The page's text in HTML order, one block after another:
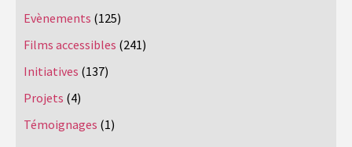
Evènements (125)
Films accessibles (241)
Initiatives (137)
Projets (4)
Témoignages (1)